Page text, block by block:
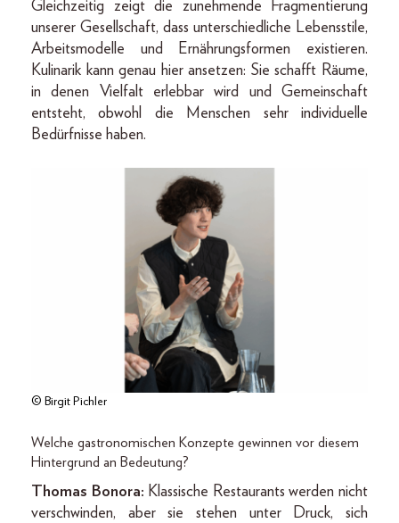
Gleichzeitig zeigt die zunehmende Fragmentierung
unserer Gesellschaft, dass unterschiedliche Lebensstile,
Arbeitsmodelle und Ernährungsformen existieren.
Kulinarik kann genau hier ansetzen: Sie schafft Räume,
in denen Vielfalt erlebbar wird und Gemeinschaft
entsteht, obwohl die Menschen sehr individuelle
Bedürfnisse haben.
© Birgit Pichler
Welche gastronomischen Konzepte gewinnen vor diesem
Hintergrund an Bedeutung?
Thomas Bonora: Klassische Restaurants werden nicht
verschwinden, aber sie stehen unter Druck, sich